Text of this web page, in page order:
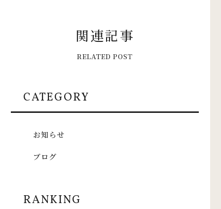
関連記事
RELATED POST
CATEGORY
お知らせ
ブログ
RANKING